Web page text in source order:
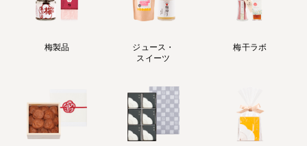
梅製品
ジュース・
スイーツ
梅干ラボ